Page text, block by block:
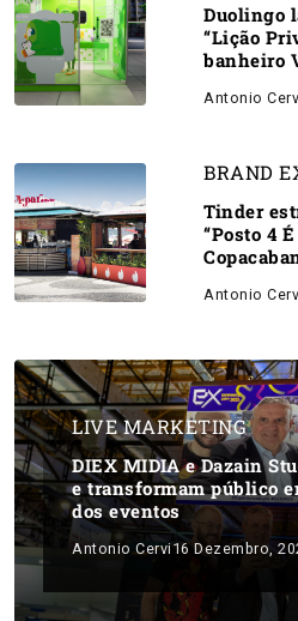
Duolingo
“Lição
banheiro
Antonio
BRAND
Tinder
“Posto 4
Antonio
LIVE MARKETING
DIEX MIDIA e Dazain
e transformam público
dos eventos
Antonio Cervi16 Dezembro,